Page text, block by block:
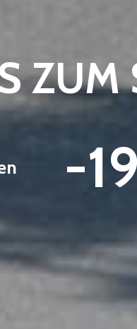
ZUM
-19